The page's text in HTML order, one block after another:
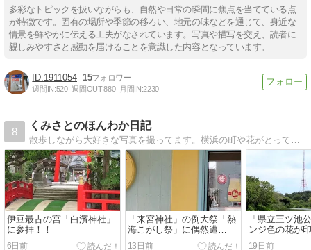
多彩なトピックを扱いながらも、自然や日常の瞬間に焦点を当てている点
が特徴です。固有の場所や季節の移ろい、地元の味などを通じて、身近な
情景を鮮やかに伝える工夫がなされています。写真や描写を交え、読者に
親しみやすさと感動を届けることを意識した内容となっています。
1911054 15
週間IN:520 週間OUT:880 月間IN:2230
8
くみさとのほんわか日記
伊豆最古の宮「白濱神社」
に参拝！！
6日前
「来宮神社」の例大祭「熱
海こがし祭」に偶然遭
遇！！
13日前
「県立三ツ池
ンジ色の花が
19日前